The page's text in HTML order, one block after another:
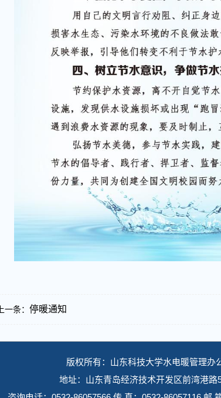
上一条： 停暖通知
版权所有：山东科技大学水电暖管理办
地址：山东青岛经济技术开发区前湾港路